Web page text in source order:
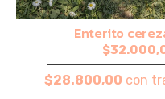
Enterito
$28.800,00 con